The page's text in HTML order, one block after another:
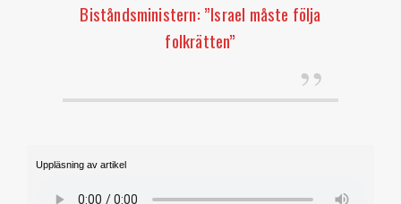
Biståndsministern: ”Israel måste följa
folkrätten”
Uppläsning av artikel